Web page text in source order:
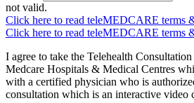
not valid.
Click here to read teleMEDCARE terms
Click here to read teleMEDCARE terms
I agree to take the Telehealth
Medcare Hospitals & Medical Centres
with a certified physician who is
consultation which is an interactive video